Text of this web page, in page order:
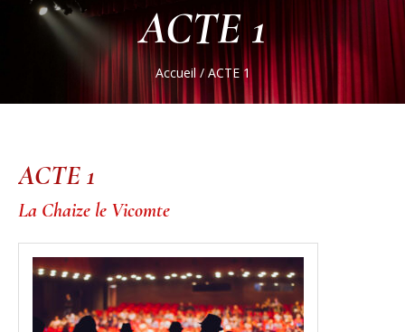
ACTE 1
Accueil / ACTE 1
ACTE 1
La Chaize le Vicomte